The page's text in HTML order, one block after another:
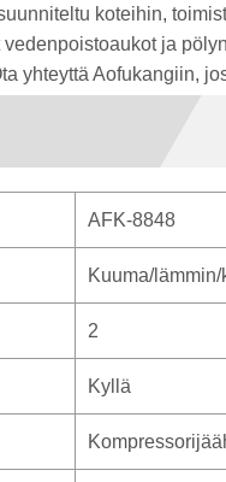
koteihin,
ja
yhteyttä Aofukangiin,
AFK-8848
Kuuma/lämmin/
2
Kyllä